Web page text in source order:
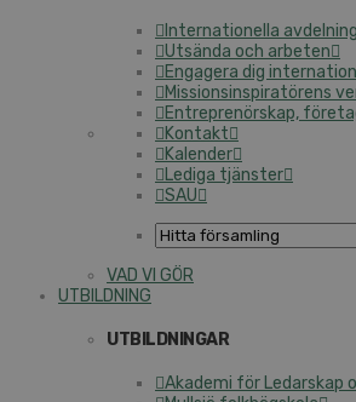
In­ter­na­tio­nel­la
Utsända och arbeten
Engagera dig
Mis­sions­in­spi­ra­tö­rens
Ent­re­pre­nör­skap,
Kontakt
Kalender
Lediga tjänster
SAU
VAD VI GÖR
UT­BILD­NING
UT­BILD­NING­AR
Akademi för Ledarskap